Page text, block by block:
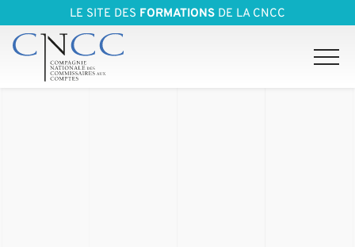
LE SITE DES FORMATIONS DE LA CNCC